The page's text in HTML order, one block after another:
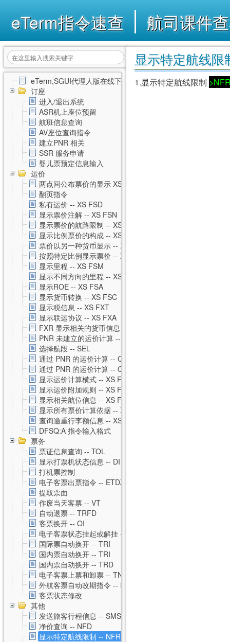
eTerm指令速查 航司课件
eTerm,SGUI代理人版在线下载
订座
进入/退出系统
ASR机上座位预留
航班信息查询
AV座位查询指令
建立PNR 相关
SSR 服务申请
婴儿票预定信息输入
运价
两点间公布票价的显示 XS FSD
翻页指令
私有运价 -- XS FSD
显示票价注解 -- XS FSN
显示票价的航路限制 -- XS FSL
显示比例票价的构成 -- XS FXH
票价以另一种货币显示 -- XS FXC
按照特定比例显示票价 -- XS FXM
显示里程 -- XS FSM
显示不同方向的里程 -- XS FSO
显示ROE -- XS FSA
显示货币转换 -- XS FSC
显示税信息 -- XS FXT
显示联运协议 -- XS FXA
FXR 显示相关的货币信息 -- XS FXR
PNR 未建立的运价计算 -- XS FSP
选择航段 -- SEL
通过 PNR 的运价计算 -- QTE
通过 PNR 的运价计算 -- QTE 私有运价
显示运价计算横式 -- XS FSQ
显示运价附加规则 -- XS FSG
显示相关航位信息 -- XS FSS
显示所有票价计算依据 -- XS FSU
查询逾重行李额信息 -- XS FSB
DFSQ:A 指令输入格式
票务
票证信息查询 -- TOL
显示打票机状态信息 -- DI
打机票控制
电子客票出票指令 -- ETDZ
提取票面
作废当天客票 -- VT
自动退票 -- TRFD
客票换开 -- OI
电子客票状态挂起或解挂 -- TSS
国际票自动换开 -- TRI
国内票自动换开 -- TRI
国内票自动换开 -- TRD
电子客票上票和卸票 -- TN
外航客票自动改期指令 -- RVAL
客票状态修改
其他
发送旅客行程信息 -- SMS
净价查询 -- NFD
显示特定航线限制 -- NFR
显示特定航线限
1.显示特定航线限制